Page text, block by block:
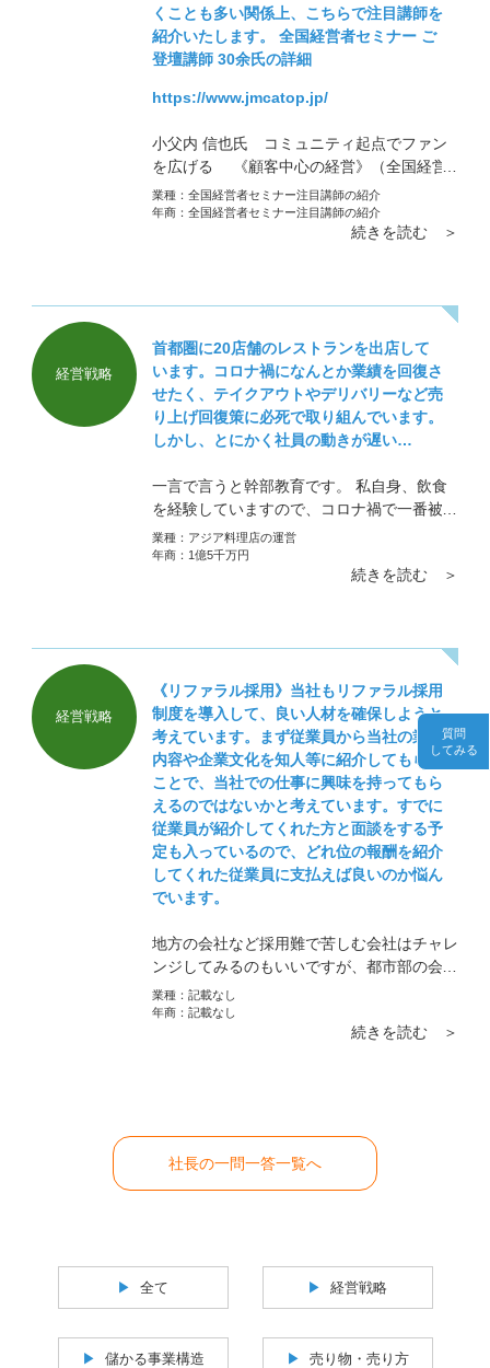
くことも多い関係上、こちらで注目講師を
紹介いたします。 全国経営者セミナー ご
登壇講師 30余氏の詳細
https://www.jmcatop.jp/
小父内 信也氏 コミュニティ起点でファン
を広げる 《顧客中心の経営》（全国経営
者セミナー 注目講師）ご紹介
業種： 全国経営者セミナー注目講師の紹介
年商： 全国経営者セミナー注目講師の紹介
続きを読む ＞
経営戦略
首都圏に20店舗のレストランを出店して
います。コロナ禍になんとか業績を回復さ
せたく、テイクアウトやデリバリーなど売
り上げ回復策に必死で取り組んでいます。
しかし、とにかく社員の動きが遅い…
一言で言うと幹部教育です。 私自身、飲食
を経験していますので、コロナ禍で一番被害
を受けているであろう飲食業においての取り
組みが気になります。
業種： アジア料理店の運営
年商： 1億5千万円
続きを読む ＞
経営戦略
《リファラル採用》当社もリファラル採用
制度を導入して、良い人材を確保しようと
考えています。まず従業員から当社の業務
内容や企業文化を知人等に紹介してもらう
ことで、当社での仕事に興味を持ってもら
えるのではないかと考えています。すでに
従業員が紹介してくれた方と面談をする予
定も入っているので、どれ位の報酬を紹介
してくれた従業員に支払えば良いのか悩ん
でいます。
地方の会社など採用難で苦しむ会社はチャレ
ンジしてみるのもいいですが、都市部の会社
はあまりお薦めはしません。ただ、「自分が
勤めている会社を知人、友人に紹介したい」
という気持ちそのものは社長として大変嬉し
業種： 記載なし
年商： 記載なし
続きを読む ＞
社長の一問一答一覧へ
全て 経営戦略
儲かる事業構造 売り物・売り方
質問
してみる